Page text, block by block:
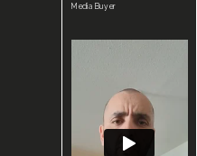
Media Buyer